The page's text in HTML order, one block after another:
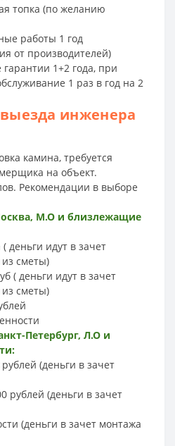
топка (по желанию
работы 1 год
от производителей)
1+2 года, при
1 раз в год на 2
инженера
камина, требуется
на объект.
Рекомендации в выборе
М.О и близлежащие
деньги идут в зачет
сметы)
( деньги идут в зачет
сметы)
Петербург, Л.О и
(деньги в зачет
рублей (деньги в зачет
(деньги в зачет монтажа